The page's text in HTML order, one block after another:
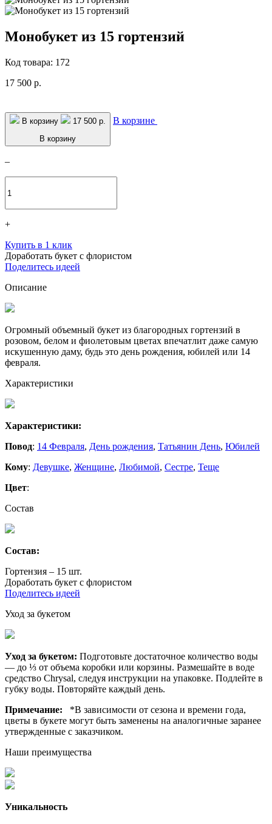
Монобукет из 15 гортензий
Код товара: 172
17 500 р.
В корзину
17 500 р.
В корзину
В корзине
–
+
Купить в 1 клик
Доработать букет с флористом
Поделитесь идеей
Описание
Огромный объемный букет из благородных гортензий в
розовом, белом и фиолетовым цветах впечатлит даже самую
искушенную даму, будь это день рождения, юбилей или 14
февраля.
Характеристики
Характеристики:
Повод: 14 Февраля, День рождения, Татьянин День, Юбилей
Кому: Девушке, Женщине, Любимой, Сестре, Теще
Цвет:
Состав
Состав:
Гортензия – 15 шт.
Доработать букет с флористом
Поделитесь идеей
Уход за букетом
Уход за букетом: Подготовьте достаточное количество воды
— до ⅓ от объема коробки или корзины. Размешайте в воде
средство Chrysal, следуя инструкции на упаковке. Подлейте в
губку воды. Повторяйте каждый день.
Примечание:
*В зависимости от сезона и времени года,
цветы в букете могут быть заменены на аналогичные заранее
утвержденные с заказчиком.
Наши преимущества
Уникальность